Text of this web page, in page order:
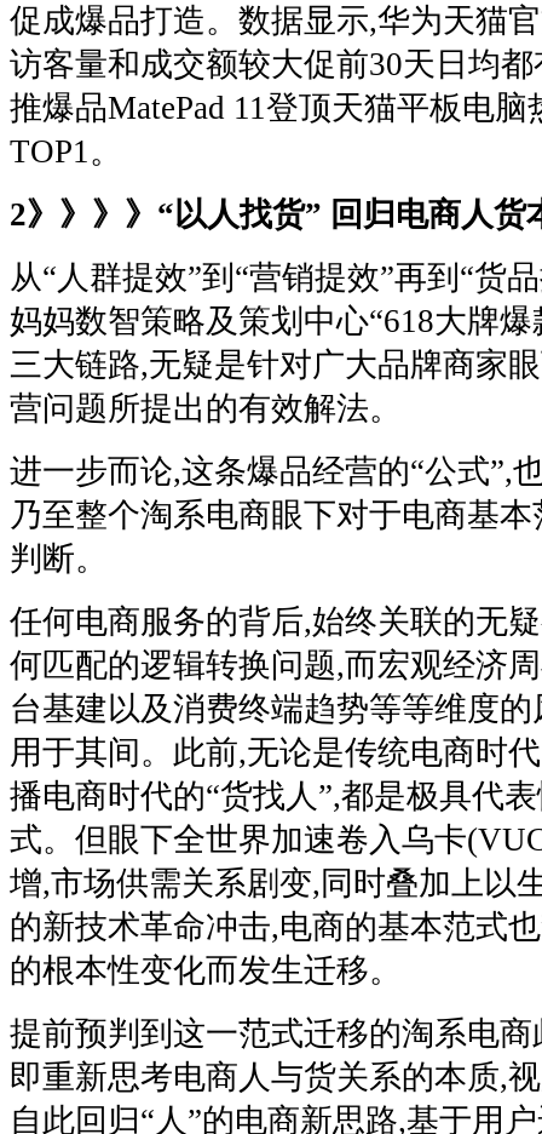
促成爆品打造。数据显示,华为天猫
访客量和成交额较大促前30天日均
推爆品MatePad 11登顶天猫平板电
TOP1。
2》》》》“以人找货” 回归电商人货
从“人群提效”到“营销提效”再到“
妈妈数智策略及策划中心“618大牌
三大链路,无疑是针对广大品牌商家
营问题所提出的有效解法。
进一步而论,这条爆品经营的“公式”,
乃至整个淘系电商眼下对于电商基
判断。
任何电商服务的背后,始终关联的无
何匹配的逻辑转换问题,而宏观经济
台基建以及消费终端趋势等等维度
用于其间。此前,无论是传统电商时
播电商时代的“货找人”,都是极具代
式。但眼下全世界加速卷入乌卡
增,市场供需关系剧变,同时叠加上以
的新技术革命冲击,电商的基本范式
的根本性变化而发生迁移。
提前预判到这一范式迁移的淘系电
即重新思考电商人与货关系的本质,
自此回归“人”的电商新思路,基于用